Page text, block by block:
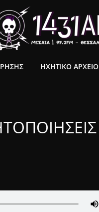
ΗΧΗΤΙΚΟ ΑΡΧΕΙΟ